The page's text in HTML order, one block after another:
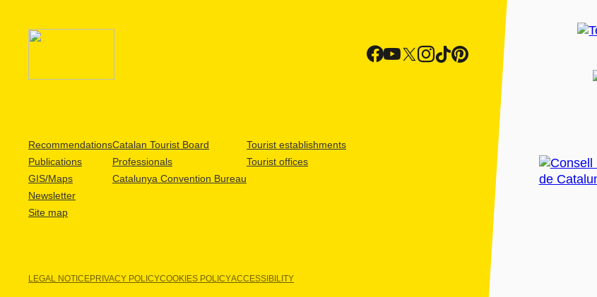
Recommendations
Publications
GIS/Maps
Newsletter
Site map
Catalan Tourist Board
Professionals
Catalunya Convention Bureau
Tourist establishments
Tourist offices
LEGAL NOTICEPRIVACY POLICYCOOKIES POLICYACCESSIBILITY